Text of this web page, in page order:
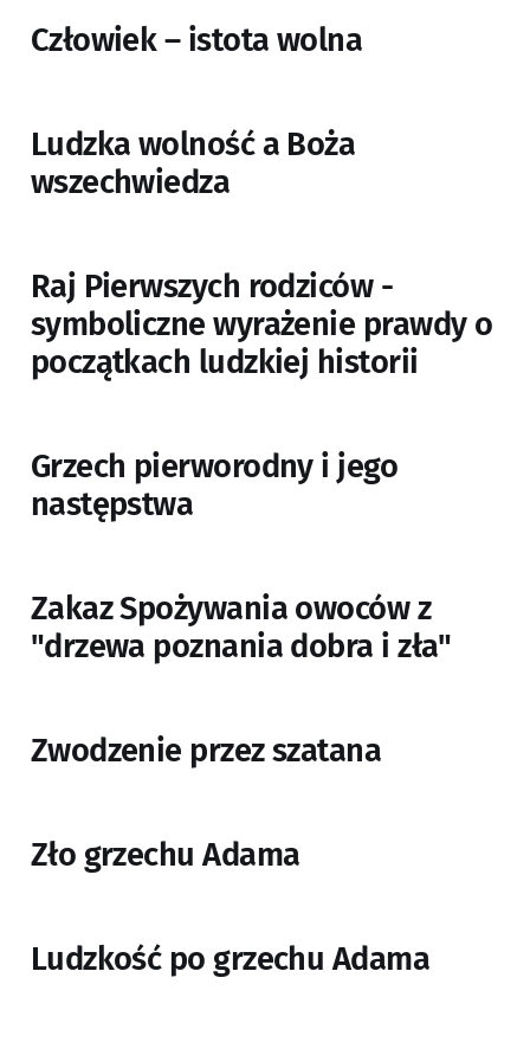
Człowiek – istota wolna
Ludzka wolność a Boża
wszechwiedza
Raj Pierwszych rodziców -
symboliczne wyrażenie prawdy o
początkach ludzkiej historii
Grzech pierworodny i jego
następstwa
Zakaz Spożywania owoców z
"drzewa poznania dobra i zła"
Zwodzenie przez szatana
Zło grzechu Adama
Ludzkość po grzechu Adama